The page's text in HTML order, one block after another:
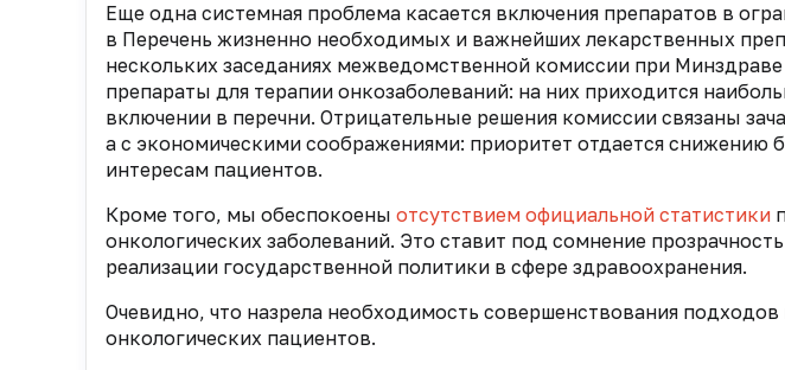
Еще одна системная проблема касается включения препаратов в
в Перечень жизненно необходимых и важнейших лекарственных
нескольких заседаниях межведомственной комиссии при
препараты для терапии онкозаболеваний: на них приходится
включении в перечни. Отрицательные решения комиссии связаны
а с экономическими соображениями: приоритет отдается снижению
интересам пациентов.
Кроме того, мы обеспокоены отсутствием официальной статистики
онкологических заболеваний. Это ставит под сомнение
реализации государственной политики в сфере здравоохранения.
Очевидно, что назрела необходимость совершенствования
онкологических пациентов.